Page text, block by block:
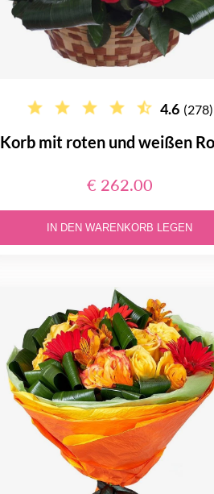
4.6 (278)
Korb mit roten und weißen
€ 262.00
IN DEN WARENKORB LEGEN